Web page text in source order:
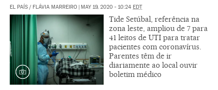
EL PAÍS / FLÁVIA MARREIRO MAY 19, 2020 - 10:24 EDT
Tide Setúbal, referência na
zona leste, ampliou de 7 para
41 leitos de UTI para tratar
pacientes com coronavírus.
Parentes têm de ir
diariamente ao local ouvir
boletim médico